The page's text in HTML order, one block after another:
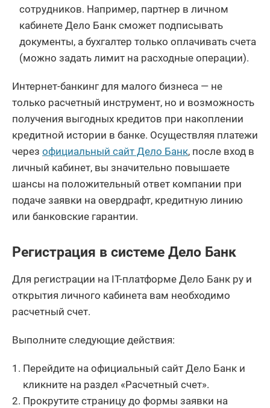
сотрудников. Например, партнер в личном
кабинете Дело Банк сможет подписывать
документы, а бухгалтер только оплачивать счета
(можно задать лимит на расходные операции).
Интернет-банкинг для малого бизнеса — не
только расчетный инструмент, но и возможность
получения выгодных кредитов при накоплении
кредитной истории в банке. Осуществляя платежи
через официальный сайт Дело Банк, после вход в
личный кабинет, вы значительно повышаете
шансы на положительный ответ компании при
подаче заявки на овердрафт, кредитную линию
или банковские гарантии.
Регистрация в системе Дело Банк
Для регистрации на IT-платформе Дело Банк ру и
открытия личного кабинета вам необходимо
расчетный счет.
Выполните следующие действия:
Перейдите на официальный сайт Дело Банк и
кликните на раздел «Расчетный счет».
Прокрутите страницу до формы заявки на